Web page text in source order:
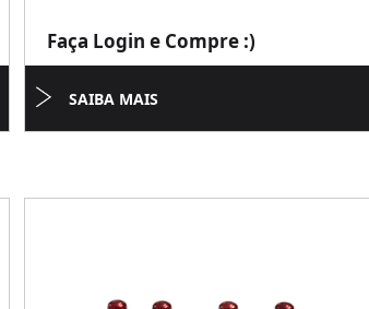
Faça Login e Compre :)
SAIBA MAIS